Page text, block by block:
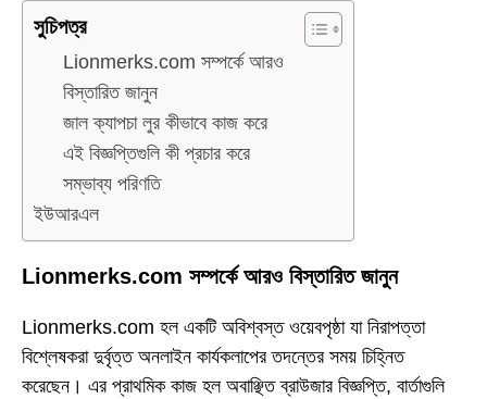
সুচিপত্র
Lionmerks.com সম্পর্কে আরও
বিস্তারিত জানুন
জাল ক্যাপচা লুর কীভাবে কাজ করে
এই বিজ্ঞপ্তিগুলি কী প্রচার করে
সম্ভাব্য পরিণতি
ইউআরএল
Lionmerks.com সম্পর্কে আরও বিস্তারিত জানুন
Lionmerks.com হল একটি অবিশ্বস্ত ওয়েবপৃষ্ঠা যা নিরাপত্তা
বিশ্লেষকরা দুর্বৃত্ত অনলাইন কার্যকলাপের তদন্তের সময় চিহ্নিত
করেছেন। এর প্রাথমিক কাজ হল অবাঞ্ছিত ব্রাউজার বিজ্ঞপ্তি, বার্তাগুলি